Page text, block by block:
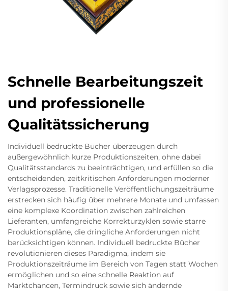
Schnelle Bearbeitungszeit
und professionelle
Qualitätssicherung
Individuell bedruckte Bücher überzeugen durch
außergewöhnlich kurze Produktionszeiten, ohne dabei
Qualitätsstandards zu beeinträchtigen, und erfüllen so die
entscheidenden, zeitkritischen Anforderungen moderner
Verlagsprozesse. Traditionelle Veröffentlichungszeiträume
erstrecken sich häufig über mehrere Monate und umfassen
eine komplexe Koordination zwischen zahlreichen
Lieferanten, umfangreiche Korrekturzyklen sowie starre
Produktionspläne, die dringliche Anforderungen nicht
berücksichtigen können. Individuell bedruckte Bücher
revolutionieren dieses Paradigma, indem sie
Produktionszeiträume im Bereich von Tagen statt Wochen
ermöglichen und so eine schnelle Reaktion auf
Marktchancen, Termindruck sowie sich ändernde